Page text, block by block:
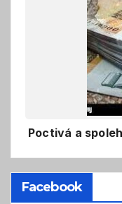
Poctivá a
Facebook